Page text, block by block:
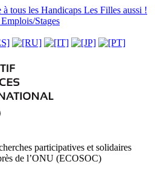
à tous les Handicaps Les Filles aussi !
Emplois/Stages
participatives et solidaires
de l’ONU (ECOSOC)